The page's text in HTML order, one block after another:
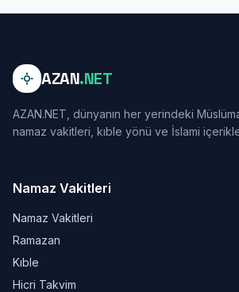
AZAN.NET
AZAN.NET, dünyanın her yerindeki
namaz vakitleri, kıble yönü ve İslami
Namaz Vakitleri
Namaz Vakitleri
Ramazan
Kıble
Hicri Takvim